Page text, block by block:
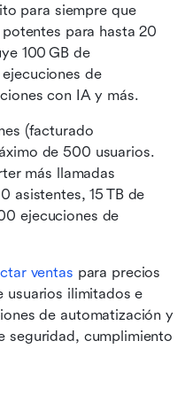
para siempre que
potentes para hasta 20
100 GB de
de
con IA y más.
(facturado
de 500 usuarios.
más llamadas
asistentes, 15 TB de
ejecuciones de
ventas para precios
usuarios ilimitados e
de automatización y
seguridad, cumplimiento